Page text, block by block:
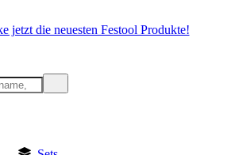
jetzt die neuesten Festool Produkte!